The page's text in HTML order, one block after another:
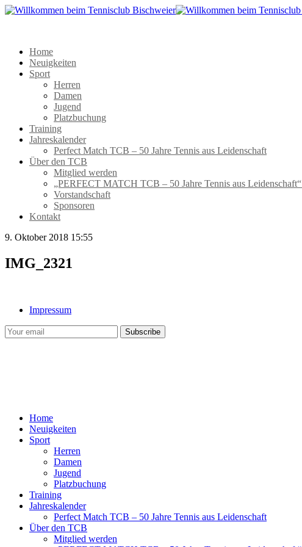
Home
Neuigkeiten
Sport
Herren
Damen
Jugend
Platzbuchung
Training
Jahreskalender
Perfect Match TCB – 50 Jahre Tennis aus Leidenschaft
Über den TCB
Mitglied werden
„PERFECT MATCH TCB – 50 Jahre Tennis aus Leidenschaft“
Vorstandschaft
Sponsoren
Kontakt
9. Oktober 2018 15:55
IMG_2321
Impressum
Home
Neuigkeiten
Sport
Herren
Damen
Jugend
Platzbuchung
Training
Jahreskalender
Perfect Match TCB – 50 Jahre Tennis aus Leidenschaft
Über den TCB
Mitglied werden